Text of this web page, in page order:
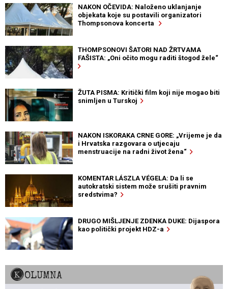
NAKON OČEVIDA: Naloženo uklanjanje
objekata koje su postavili organizatori
Thompsonova koncerta
THOMPSONOVI ŠATORI NAD ŽRTVAMA
FAŠISTA: „Oni očito mogu raditi štogod žele“
ŽUTA PISMA: Kritički film koji nije mogao biti
snimljen u Turskoj
NAKON ISKORAKA CRNE GORE: „Vrijeme je da
i Hrvatska razgovara o utjecaju
menstruacije na radni život žena“
KOMENTAR LÁSZLA VÉGELA: Da li se
autokratski sistem može srušiti pravnim
sredstvima?
DRUGO MIŠLJENJE ZDENKA DUKE: Dijaspora
kao politički projekt HDZ-a
KOLUMNA